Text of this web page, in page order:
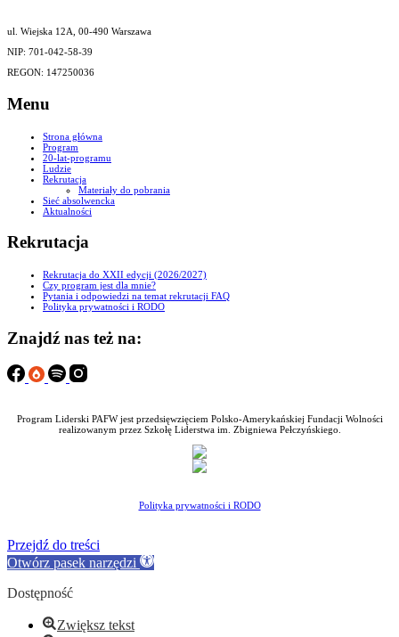
ul. Wiejska 12A, 00-490 Warszawa
NIP: 701-042-58-39
REGON: 147250036
Menu
Strona główna
Program
20-lat-programu
Ludzie
Rekrutacja
Materiały do pobrania
Sieć absolwencka
Aktualności
Rekrutacja
Rekrutacja do XXII edycji (2026/2027)
Czy program jest dla mnie?
Pytania i odpowiedzi na temat rekrutacji FAQ
Polityka prywatności i RODO
Znajdź nas też na:
Program Liderski PAFW jest przedsięwzięciem Polsko-Amerykańskiej Fundacji Wolności
realizowanym przez Szkołę Liderstwa im. Zbigniewa Pełczyńskiego.
Polityka prywatności i RODO
Przejdź do treści
Otwórz pasek narzędzi
Dostępność
Zwiększ tekst